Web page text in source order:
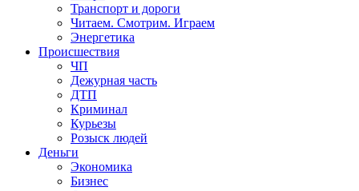
Транспорт и дороги
Читаем. Смотрим. Играем
Энергетика
Происшествия
ЧП
Дежурная часть
ДТП
Криминал
Курьезы
Розыск людей
Деньги
Экономика
Бизнес